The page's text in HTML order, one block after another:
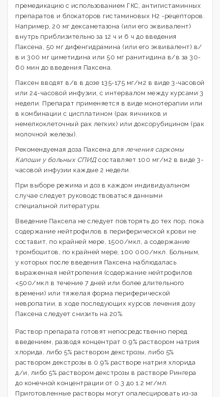
премедикацию с использованием ГКС, антигистаминных
препаратов и блокаторов гистаминовых Н2 -рецепторов.
Например, 20 мг дексаметазона (или его эквивалент)
внутрь приблизительно за 12 ч и 6 ч до введения
Паксена, 50 мг дифенгидрамина (или его эквивалент) в/
в и 300 мг циметидина или 50 мг ранитидина в/в за 30-
60 мин до введения Паксена.
Паксен вводят в/в в дозе 135-175 мг/м2 в виде 3-часовой
или 24-часовой инфузии, с интервалом между курсами 3
недели. Препарат применяется в виде монотерапии или
в комбинации с цисплатином (рак яичников и
немелкоклеточный рак легких) или доксорубицином (рак
молочной железы).
Рекомендуемая доза Паксена для лечения саркомы
Капоши у больных СПИДсоставляет 100 мг/м2 в виде 3-
часовой инфузии каждые 2 недели.
При выборе режима и доз в каждом индивидуальном
случае следует руководствоваться данными
специальной литературы.
Введение Паксела не следует повторять до тех пор, пока
содержание нейтрофилов в периферической крови не
составит, по крайней мере, 1500/мкл, а содержание
тромбоцитов, по крайней мере, 100 000/мкл. Больным,
у которых после введения Паксена наблюдалась
выраженная нейтропения (содержание нейтрофилов
<500/мкл в течение 7 дней или более длительного
времени) или тяжелая форма периферической
невропатии, в ходе последующих курсов лечения дозу
Паксена следует снизить на 20%.
Раствор препарата готовят непосредственно перед
введением, разводя концентрат 0.9% раствором натрия
хлорида, либо 5% раствором декстрозы, либо 5%
раствором декстрозы в 0.9% растворе натрия хлорида
д/и, либо 5% раствором декстрозы в растворе Рингера
до конечной концентрации от 0.3 до 1.2 мг/мл.
Приготовленные растворы могут опалесцировать из-за